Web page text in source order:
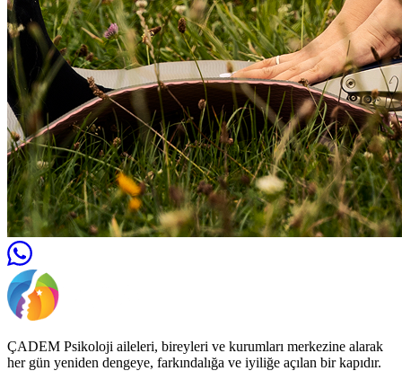
ÇADEM Psikoloji aileleri, bireyleri ve kurumları merkezine alarak
her gün yeniden dengeye, farkındalığa ve iyiliğe açılan bir kapıdır.